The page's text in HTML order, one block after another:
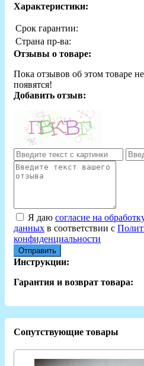
Характеристики:
Срок гарантии:
Страна пр-ва:
Отзывы о товаре:
Пока отзывов об этом товаре
появятся!
Добавить отзыв:
Я даю согласие на
данных в соответствии с
конфиденциальности
Отправить
Инструкции:
Гарантия и возврат товара:
Сопутствующие товары